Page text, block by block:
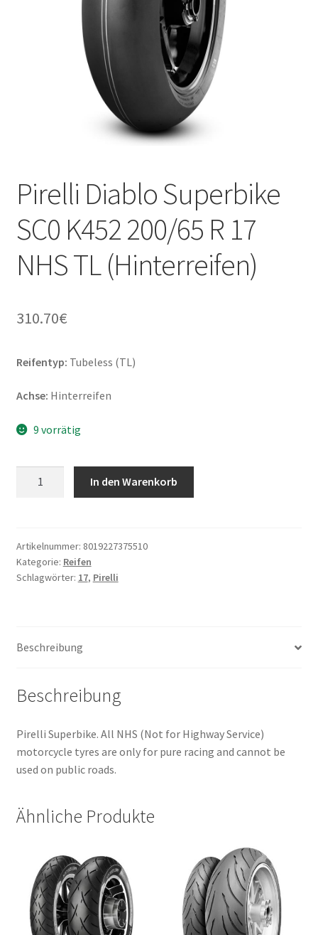
Pirelli Diablo Superbike
SC0 K452 200/65 R 17
NHS TL (Hinterreifen)
310.70€
Reifentyp: Tubeless (TL)
Achse: Hinterreifen
9 vorrätig
K452
200/65
R
(Hinterreifen)
In den Warenkorb
Artikelnummer: 8019227375510
Kategorie: Reifen
Schlagwörter: 17, Pirelli
Beschreibung
Beschreibung
Pirelli Superbike. All NHS (Not for Highway Service)
motorcycle tyres are only for pure racing and cannot be
used on public roads.
Ähnliche Produkte